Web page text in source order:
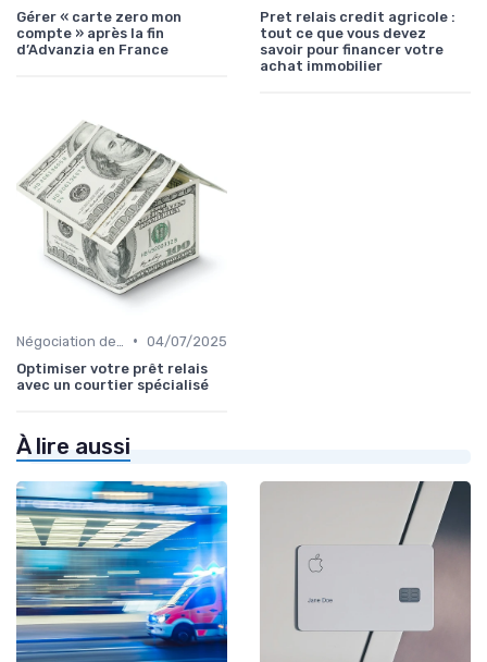
Gérer « carte zero mon
compte » après la fin
d’Advanzia en France
Pret relais credit agricole :
tout ce que vous devez
savoir pour financer votre
achat immobilier
• 04/07/2025
Optimiser votre prêt relais
avec un courtier spécialisé
À lire aussi